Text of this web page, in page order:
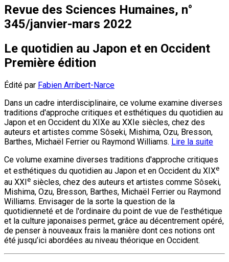
Revue des Sciences Humaines, n°
345/janvier-mars 2022
Le quotidien au Japon et en Occident
Première édition
Édité par Fabien Arribert-Narce
Dans un cadre interdisciplinaire, ce volume examine diverses
traditions d'approche critiques et esthétiques du quotidien au
Japon et en Occident du XIXe au XXIe siècles, chez des
auteurs et artistes comme Sôseki, Mishima, Ozu, Bresson,
Barthes, Michaël Ferrier ou Raymond Williams. Lire la suite
Ce volume examine diverses traditions d'approche critiques
et esthétiques du quotidien au Japon et en Occident du XIXe
au XXI e siècles, chez des auteurs et artistes comme Sôseki,
Mishima, Ozu, Bresson, Barthes, Michaël Ferrier ou Raymond
Williams. Envisager de la sorte la question de la
quotidienneté et de l'ordinaire du point de vue de l’esthétique
et la culture japonaises permet, grâce au décentrement opéré,
de penser à nouveaux frais la manière dont ces notions ont
été jusqu’ici abordées au niveau théorique en Occident.